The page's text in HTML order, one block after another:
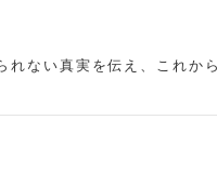
れない真実を伝え、これか